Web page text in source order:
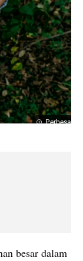
Perbesar
besar dalam